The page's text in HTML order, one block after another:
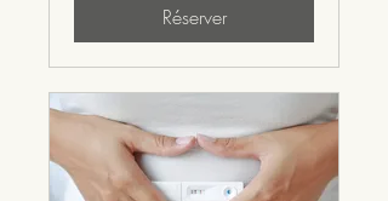
Réserver